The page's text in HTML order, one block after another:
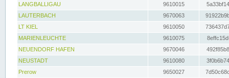
LANGBALLIGAU
9610015
LAUTERBACH
9670063
LT KIEL
9610050
MARIENLEUCHTE
9610075
NEUENDORF HAFEN
9670046
NEUSTADT
9610080
Prerow
9650027